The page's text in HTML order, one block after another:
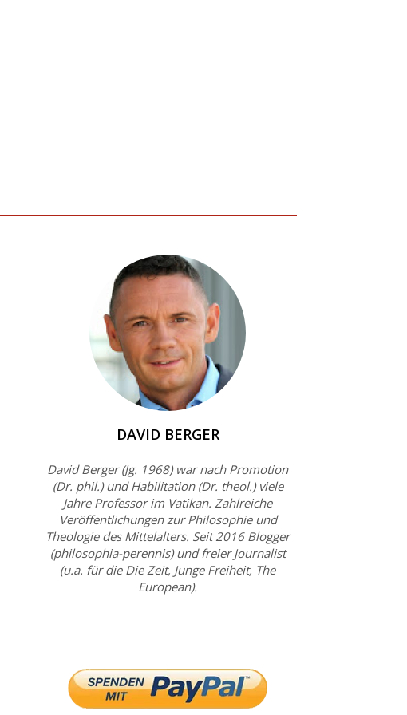
DAVID BERGER
David Berger (Jg. 1968) war nach Promotion
(Dr. phil.) und Habilitation (Dr. theol.) viele
Jahre Professor im Vatikan. Zahlreiche
Veröffentlichungen zur Philosophie und
Theologie des Mittelalters. Seit 2016 Blogger
(philosophia-perennis) und freier Journalist
(u.a. für die Die Zeit, Junge Freiheit, The
European).